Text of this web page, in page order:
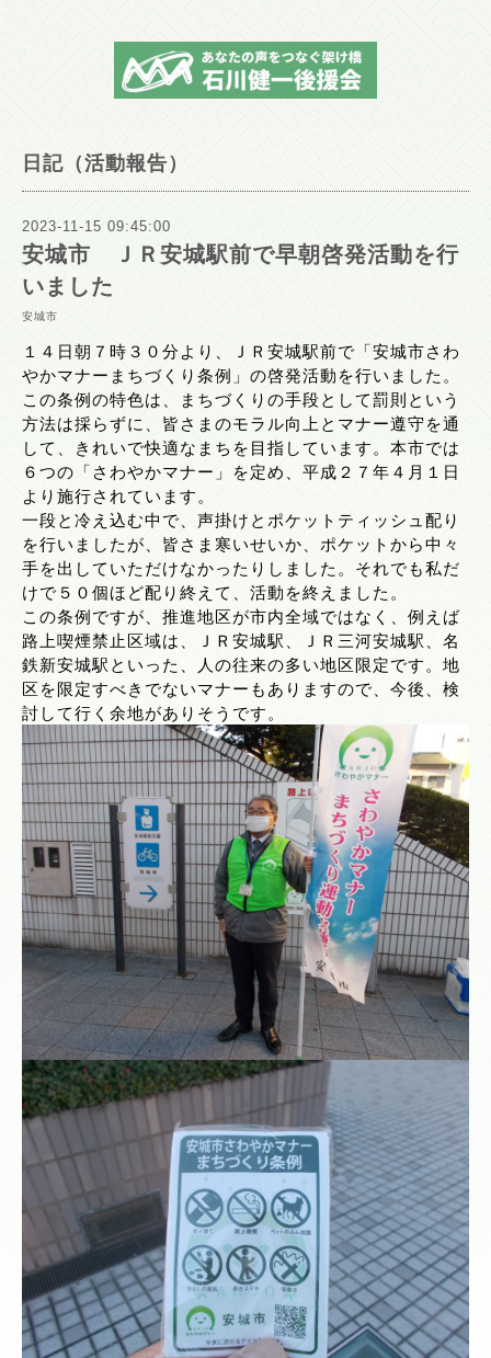
日記（活動報告）
2023-11-15 09:45:00
安城市 ＪＲ安城駅前で早朝啓発活動を行
いました
安城市
１４日朝７時３０分より、ＪＲ安城駅前で「安城市さわ
やかマナーまちづくり条例」の啓発活動を行いました。
この条例の特色は、まちづくりの手段として罰則という
方法は採らずに、皆さまのモラル向上とマナー遵守を通
して、きれいで快適なまちを目指しています。本市では
６つの「さわやかマナー」を定め、平成２７年４月１日
より施行されています。
一段と冷え込む中で、声掛けとポケットティッシュ配り
を行いましたが、皆さま寒いせいか、ポケットから中々
手を出していただけなかったりしました。それでも私だ
けで５０個ほど配り終えて、活動を終えました。
この条例ですが、推進地区が市内全域ではなく、例えば
路上喫煙禁止区域は、ＪＲ安城駅、ＪＲ三河安城駅、名
鉄新安城駅といった、人の往来の多い地区限定です。地
区を限定すべきでないマナーもありますので、今後、検
討して行く余地がありそうです。